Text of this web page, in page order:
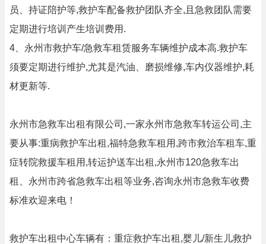
员、持证陪护等,救护车配备救护团队齐全,且急救团队需要
定期进行培训产生培训费用.
4、永州市救护车/急救车租赁服务车辆维护成本高.救护车
须要定期进行维护,尤其是汽油、磨损维修,车内仪器维护,耗
材更新等.
永州市急救车出租有限公司,一家永州市急救车转运公司,主
要从事:重病救护车出租,福特急救车租用,跨市救治车租车,重
症转院救援车租用,转运护送车出租,永州市120急救车出
租、永州市跨省急救车出租等业务,咨询永州市急救车收费
标准欢迎来电！
救护车出租中心车辆有：重症救护车出租,婴儿/新生儿救护